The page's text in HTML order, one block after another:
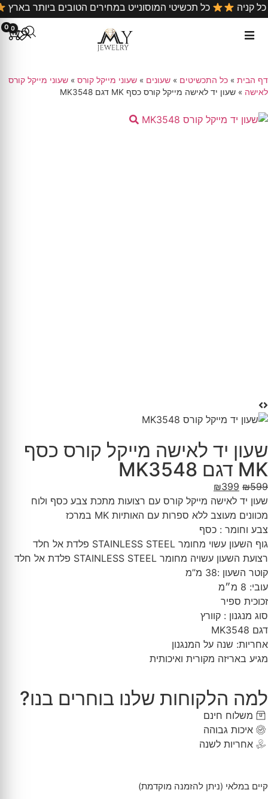
על כל קניה כל תכשיטי המוסונייט במחירים הטובים
0 0
דף הבית » כל התכשיטים » שעונים » שעוני מייקל קורס » שעוני מייקל קורס
לאישה » שעון יד לאישה מייקל קורס כסף MK דגם MK3548
שעון יד לאישה מייקל קורס כסף
MK דגם MK3548
₪599
₪399
שעון יד לאישה מייקל קורס עם רצועות מתכת צבע כסף ולוח
מכוונים מעוצב ללא ספרות עם האותיות MK במרכז
צבע וחומר : כסף
גוף השעון עשוי מחומר STAINLESS STEEL פלדת אל חלד
רצועת השעון עשויה מחומר STAINLESS STEEL פלדת אל חלד
קוטר השעון :38 מ”מ
עובי: 8 מ״מ
זכוכית ספיר
סוג מנגנון : קוורץ
דגם MK3548
אחריות: שנה על המנגנון
מגיע באריזה מקורית ואיכותית
למה הלקוחות שלנו בוחרים בנו?
משלוח חינם
איכות גבוהה
אחריות לשנה
קיים במלאי (ניתן להזמנה מוקדמת)